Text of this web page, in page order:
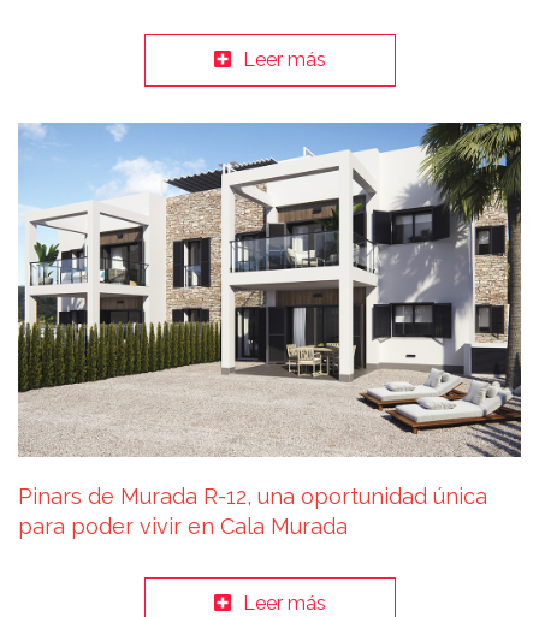
Leer más
Pinars de Murada R-12, una oportunidad única
para poder vivir en Cala Murada
Leer más